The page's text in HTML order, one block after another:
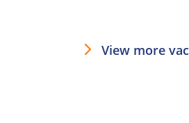
View more